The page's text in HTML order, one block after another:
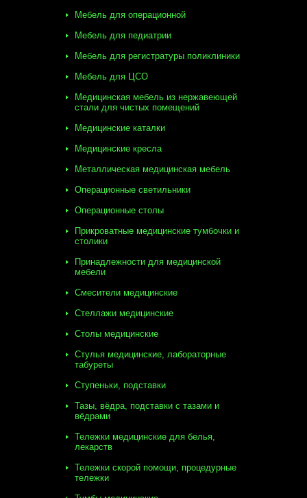
Мебель для операционной
Мебель для педиатрии
Мебель для регистратуры поликлиники
Мебель для ЦСО
Медицинская мебель из нержавеющей
стали для чистых помещений
Медицинские каталки
Медицинские кресла
Металлическая медицинская мебель
Операционные светильники
Операционные столы
Прикроватные медицинские тумбочки и
столики
Принадлежности для медицинской
мебели
Смесители медицинские
Стеллажи медицинские
Столы медицинские
Стулья медицинские, лабораторные
табуреты
Ступеньки, подставки
Тазы, вёдра, подставки с тазами и
вёдрами
Тележки медицинские для белья,
лекарств
Тележки скорой помощи, процедурные
тележки